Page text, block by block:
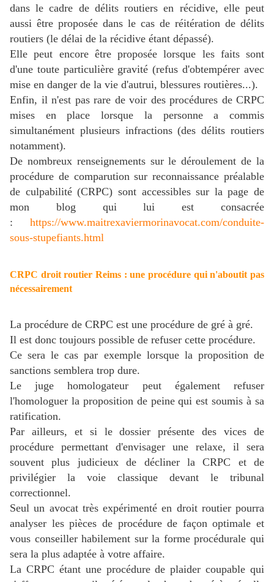
dans le cadre de délits routiers en récidive, elle peut
aussi être proposée dans le cas de réitération de délits
routiers (le délai de la récidive étant dépassé).
Elle peut encore être proposée lorsque les faits sont
d'une toute particulière gravité (refus d'obtempérer avec
mise en danger de la vie d'autrui, blessures routières...).
Enfin, il n'est pas rare de voir des procédures de CRPC
mises en place lorsque la personne a commis
simultanément plusieurs infractions (des délits routiers
notamment).
De nombreux renseignements sur le déroulement de la
procédure de comparution sur reconnaissance préalable
de culpabilité (CRPC) sont accessibles sur la page de
mon blog qui lui est consacrée
: https://www.maitrexaviermorinavocat.com/conduite-
sous-stupefiants.html
CRPC droit routier Reims : une procédure qui n'aboutit pas
nécessairement
La procédure de CRPC est une procédure de gré à gré.
Il est donc toujours possible de refuser cette procédure.
Ce sera le cas par exemple lorsque la proposition de
sanctions semblera trop dure.
Le juge homologateur peut également refuser
l'homologuer la proposition de peine qui est soumis à sa
ratification.
Par ailleurs, et si le dossier présente des vices de
procédure permettant d'envisager une relaxe, il sera
souvent plus judicieux de décliner la CRPC et de
privilégier la voie classique devant le tribunal
correctionnel.
Seul un avocat très expérimenté en droit routier pourra
analyser les pièces de procédure de façon optimale et
vous conseiller habilement sur la forme procédurale qui
sera la plus adaptée à votre affaire.
La CRPC étant une procédure de plaider coupable qui